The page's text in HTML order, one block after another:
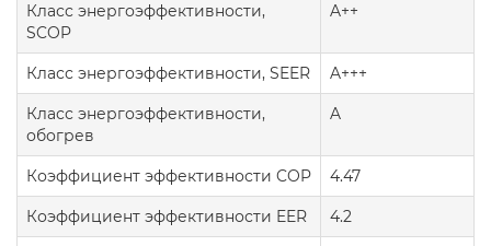
Класс энергоэффективности,
SCOP
A++
Класс энергоэффективности, SEER A+++
Класс энергоэффективности,
обогрев
A
Коэффициент эффективности COP 4.47
Коэффициент эффективности EER 4.2